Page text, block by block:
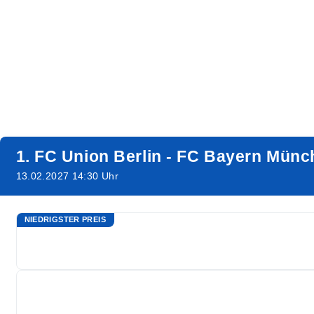
1. FC Union Berlin - FC Bayern
13.02.2027 14:30 Uhr
NIEDRIGSTER PREIS